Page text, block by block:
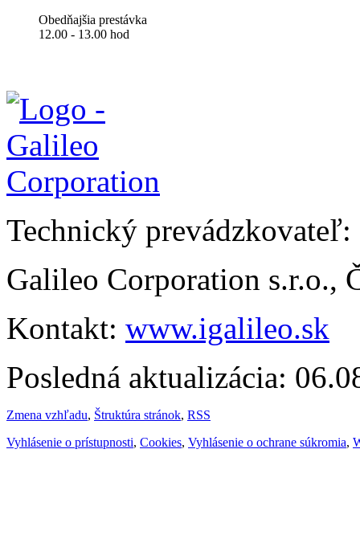
Obedňajšia prestávka
12.00 - 13.00 hod
Technický prevádzkovateľ:
Galileo Corporation s.r.o.,
Kontakt: www.igalileo.sk
Posledná aktualizácia:
Zmena vzhľadu, Štruktúra stránok, RSS
Vyhlásenie o prístupnosti, Cookies, Vyhlásenie o ochrane súkromia,